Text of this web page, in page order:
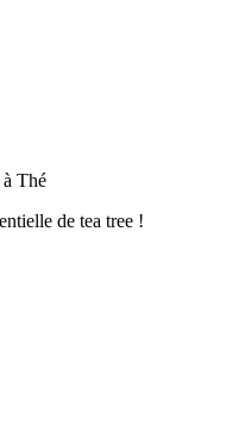
Thé
de tea tree !